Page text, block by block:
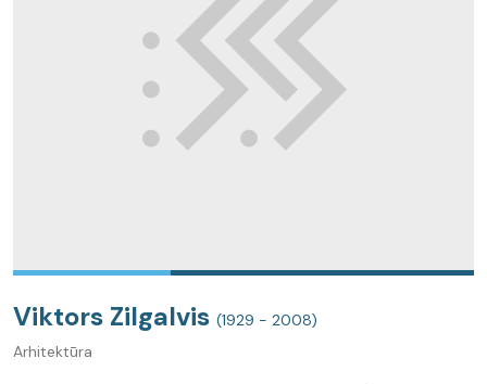
Viktors Zilgalvis (1929 - 2008)
Arhitektūra